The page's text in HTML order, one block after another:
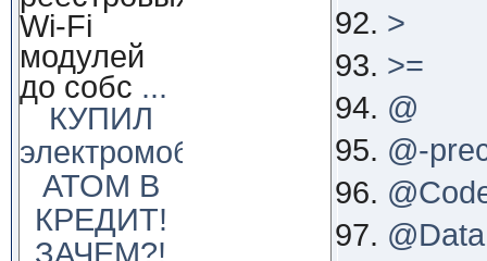
Wi-Fi
модулей
до собс ...
КУПИЛ
электромобиль
АТОМ В
КРЕДИТ!
ЗАЧЕМ?!
>
>=
@
@-
@Data